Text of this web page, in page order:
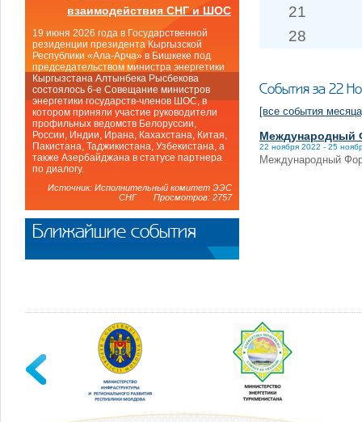
21
28
События за 22
[все события
Международный
22 ноября 2022 - 25
Международный
взаимодействия СНГ и ШОС
19 июня 2026 года в Государственной
резиденции президента Кыргызской
Республики «Ала-Арча» в Бишкеке под
председательством министра энергетики
Кыргызстана Алтынбека Рысбекова
состоялось 6-е Совещание министров
энергетики государств-членов ШОС, в
котором приняли участие руководители
профильных ведомств Белоруссии,
России, Индии, Ирана, Кахахстана, Китая,
Пакистана, Таджикистана, Узбекистана, а
также Азербайджана в статусе партнера
по диалогу.
Источник: Исполнительный комитет ЭЭС
СНГ Просмотров: 2757
Ближайшие события